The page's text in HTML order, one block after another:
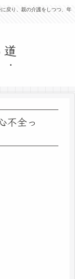
戻り、親の介護をしつつ、年
不全っ